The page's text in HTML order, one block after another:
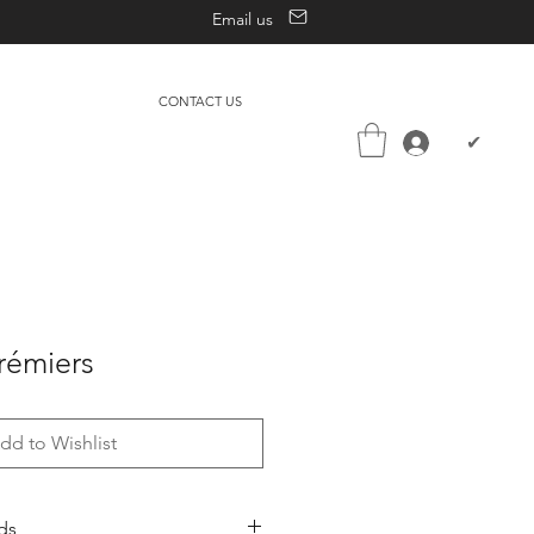
Email us
CONTACT US
✔
to Wishlist